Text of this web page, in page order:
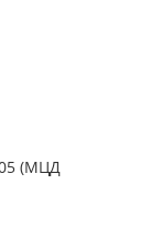
(МЦД